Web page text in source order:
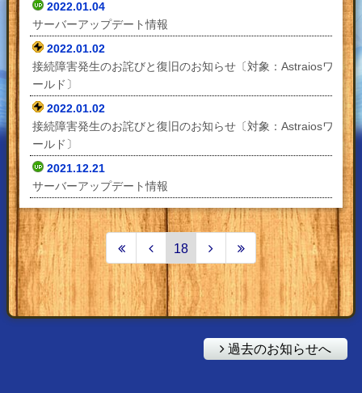
2022.01.04
サーバーアップデート情報
2022.01.02
接続障害発生のお詫びと復旧のお知らせ〔対象：Astraiosワ
ールド〕
2022.01.02
接続障害発生のお詫びと復旧のお知らせ〔対象：Astraiosワ
ールド〕
2021.12.21
サーバーアップデート情報
18
過去のお知らせへ